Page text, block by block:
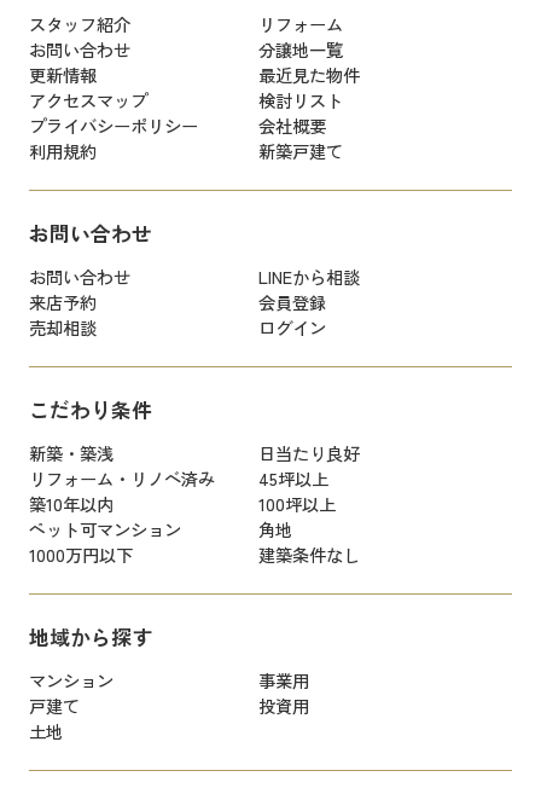
スタッフ紹介
リフォーム
お問い合わせ
分譲地一覧
更新情報
最近見た物件
アクセスマップ
検討リスト
プライバシーポリシー
会社概要
利用規約
新築戸建て
お問い合わせ
お問い合わせ
LINEから相談
来店予約
会員登録
売却相談
ログイン
こだわり条件
新築・築浅
日当たり良好
リフォーム・リノベ済み
45坪以上
築10年以内
100坪以上
ペット可マンション
角地
1000万円以下
建築条件なし
地域から探す
マンション
事業用
戸建て
投資用
土地